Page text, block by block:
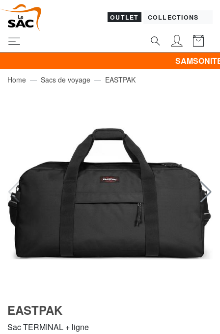
OUTLET COLLECTIONS
SAMSONITE -
Home Sacs de voyage EASTPAK
EASTPAK
Sac TERMINAL + ligne